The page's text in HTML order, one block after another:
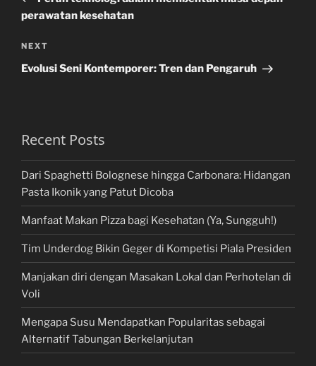
perawatan kesehatan
Next
Post
NEXT
Evolusi Seni Kontemporer: Tren dan Pengaruh
Recent Posts
Dari Spaghetti Bolognese hingga Carbonara: Hidangan
Pasta Ikonik yang Patut Dicoba
Manfaat Makan Pizza bagi Kesehatan (Ya, Sungguh!)
Tim Underdog Bikin Geger di Kompetisi Piala Presiden
Manjakan diri dengan Masakan Lokal dan Perhotelan di
Voli
Mengapa Susu Mendapatkan Popularitas sebagai
Alternatif Tabungan Berkelanjutan